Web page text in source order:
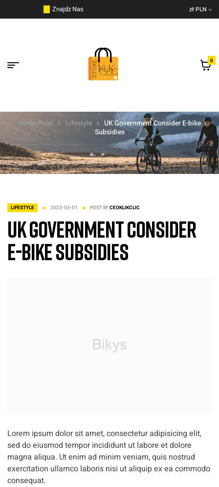
Znajdz Nas zł PLN
0
Home Page Lifestyle
UK Government Consider E-bike
Subsidies
LIFESTYLE 2023-03-01 POST BYCEOKLIKCLIC
UK Government Consider
E-bike Subsidies
Lorem ipsum dolor sit amet, consectetur adipisicing elit,
sed do eiusmod tempor incididunt ut labore et dolore
magna aliqua. Ut enim ad minim veniam, quis nostrud
exercitation ullamco laboris nisi ut aliquip ex ea commodo
consequat.